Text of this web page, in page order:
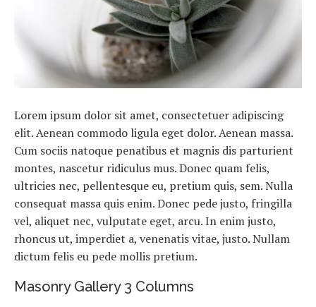
Lorem ipsum dolor sit amet, consectetuer adipiscing
elit. Aenean commodo ligula eget dolor. Aenean massa.
Cum sociis natoque penatibus et magnis dis parturient
montes, nascetur ridiculus mus. Donec quam felis,
ultricies nec, pellentesque eu, pretium quis, sem. Nulla
consequat massa quis enim. Donec pede justo, fringilla
vel, aliquet nec, vulputate eget, arcu. In enim justo,
rhoncus ut, imperdiet a, venenatis vitae, justo. Nullam
dictum felis eu pede mollis pretium.
Masonry Gallery 3 Columns